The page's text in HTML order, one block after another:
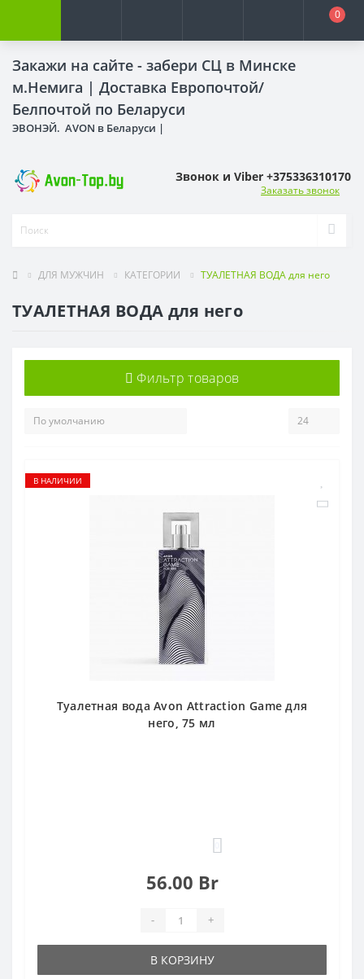
Закажи на сайте - забери СЦ в Минске
м.Немига | Доставка Европочтой/
Белпочтой по Беларуси
ЭВОНЭЙ. AVON в Беларуси |
0
Звонок и Viber +375336310170
Заказать звонок
ДЛЯ МУЖЧИН КАТЕГОРИИ ТУАЛЕТНАЯ ВОДА для него
ТУАЛЕТНАЯ ВОДА для него
Фильтр товаров
В НАЛИЧИИ
Туалетная вода Avon Attraction Game для
него, 75 мл
56.00 Br
- +
В КОРЗИНУ